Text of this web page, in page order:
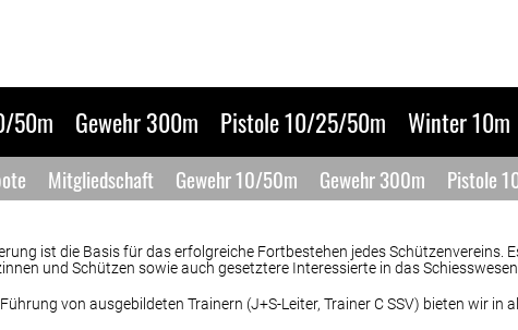
50m Gewehr 300m Pistole 10/25/50m Winter 10m
Mitgliedschaft Gewehr 10/50m Gewehr 300m Pistole
ist die Basis für das erfolgreiche Fortbestehen jedes Schützenvereins.
und Schützen sowie auch gesetztere Interessierte in das
von ausgebildeten Trainern (J+S-Leiter, Trainer C SSV) bieten wir in